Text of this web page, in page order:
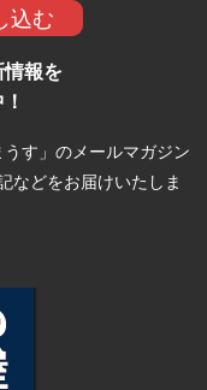
込む
報を
す」のメールマガジン
などをお届けいたしま